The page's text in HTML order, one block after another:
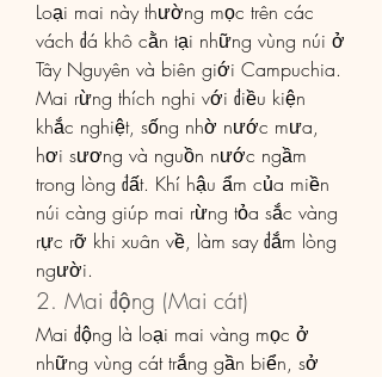
Loại mai này thường mọc trên các
vách đá khô cằn tại những vùng núi ở
Tây Nguyên và biên giới Campuchia.
Mai rừng thích nghi với điều kiện
khắc nghiệt, sống nhờ nước mưa,
hơi sương và nguồn nước ngầm
trong lòng đất. Khí hậu ẩm của miền
núi càng giúp mai rừng tỏa sắc vàng
rực rỡ khi xuân về, làm say đắm lòng
người.
2. Mai động (Mai cát)
Mai động là loại mai vàng mọc ở
những vùng cát trắng gần biển, sở